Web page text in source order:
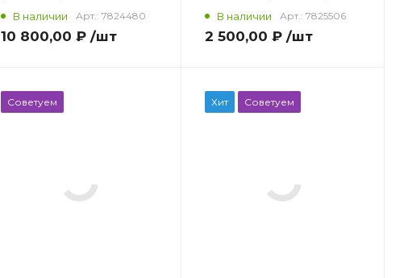
В наличии Арт.: 7824480
10 800,00 ₽ /шт
В наличии Арт.: 7825506
2 500,00 ₽/шт
Советуем Хит Советуем